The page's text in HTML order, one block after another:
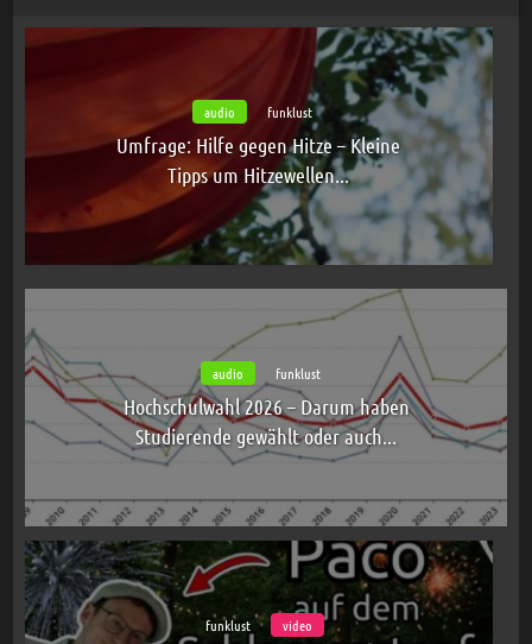
audio funklust
Umfrage: Hilfe gegen Hitze – Kleine
Tipps um Hitzewellen...
audio funklust
Hochschulwahl 2026 – Darum haben
Studierende gewählt oder auch...
funklust video